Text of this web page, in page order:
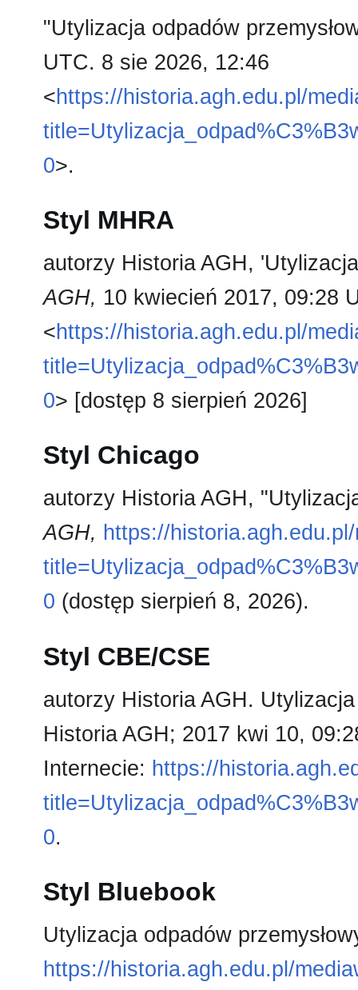
"Utylizacja odpadów
UTC. 8 sie 2026, 12:46
<https://historia.agh.edu.pl/
0>.
Styl MHRA
autorzy Historia AGH,
AGH, 10 kwiecień 2017, 09:28
<https://historia.agh.edu.pl/
0> [dostęp 8 sierpień 2026]
Styl Chicago
autorzy Historia AGH,
AGH, https://
0 (dostęp sierpień 8, 2026).
Styl CBE/CSE
autorzy Historia AGH.
Historia AGH; 2017 kwi 10,
Internecie: https://
0.
Styl Bluebook
Utylizacja odpadów
https://historia.agh.edu.pl/